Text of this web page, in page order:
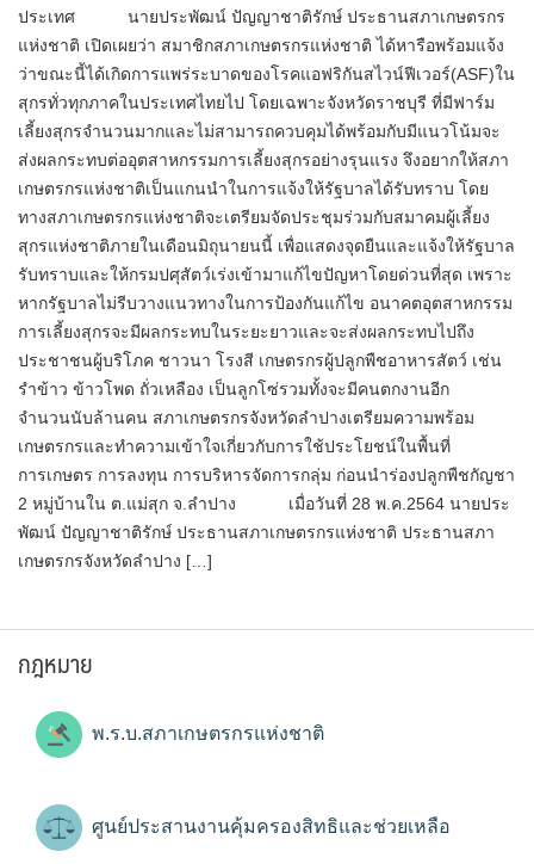
ประเทศ นายประพัฒน์ ปัญญาชาติรักษ์ ประธานสภาเกษตรกร
แห่งชาติ เปิดเผยว่า สมาชิกสภาเกษตรกรแห่งชาติ ได้หารือพร้อมแจ้ง
ว่าขณะนี้ได้เกิดการแพร่ระบาดของโรคแอฟริกันสไวน์ฟีเวอร์(ASF)ใน
สุกรทั่วทุกภาคในประเทศไทยไป โดยเฉพาะจังหวัดราชบุรี ที่มีฟาร์ม
เลี้ยงสุกรจำนวนมากและไม่สามารถควบคุมได้พร้อมกับมีแนวโน้มจะ
ส่งผลกระทบต่ออุตสาหกรรมการเลี้ยงสุกรอย่างรุนแรง จึงอยากให้สภา
เกษตรกรแห่งชาติเป็นแกนนำในการแจ้งให้รัฐบาลได้รับทราบ โดย
ทางสภาเกษตรกรแห่งชาติจะเตรียมจัดประชุมร่วมกับสมาคมผู้เลี้ยง
สุกรแห่งชาติภายในเดือนมิถุนายนนี้ เพื่อแสดงจุดยืนและแจ้งให้รัฐบาล
รับทราบและให้กรมปศุสัตว์เร่งเข้ามาแก้ไขปัญหาโดยด่วนที่สุด เพราะ
หากรัฐบาลไม่รีบวางแนวทางในการป้องกันแก้ไข อนาคตอุตสาหกรรม
การเลี้ยงสุกรจะมีผลกระทบในระยะยาวและจะส่งผลกระทบไปถึง
ประชาชนผู้บริโภค ชาวนา โรงสี เกษตรกรผู้ปลูกพืชอาหารสัตว์ เช่น
รำข้าว ข้าวโพด ถั่วเหลือง เป็นลูกโซ่รวมทั้งจะมีคนตกงานอีก
จำนวนนับล้านคน สภาเกษตรกรจังหวัดลำปางเตรียมความพร้อม
เกษตรกรและทำความเข้าใจเกี่ยวกับการใช้ประโยชน์ในพื้นที่
การเกษตร การลงทุน การบริหารจัดการกลุ่ม ก่อนนำร่องปลูกพืชกัญชา
2 หมู่บ้านใน ต.แม่สุก จ.ลำปาง เมื่อวันที่ 28 พ.ค.2564 นายประ
พัฒน์ ปัญญาชาติรักษ์ ประธานสภาเกษตรกรแห่งชาติ ประธานสภา
เกษตรกรจังหวัดลำปาง […]
กฎหมาย
พ.ร.บ.สภาเกษตรกรแห่งชาติ
ศูนย์ประสานงานคุ้มครองสิทธิและช่วยเหลือ